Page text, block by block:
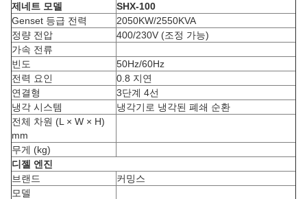
제네트 모델
SHX-100
Genset 등급 전력
2050KW/2550KVA
정량 전압
400/230V (조정 가능)
가속 전류
빈도
50Hz/60Hz
전력 요인
0.8 지연
연결형
3단계 4선
냉각 시스템
냉각기로 냉각된 폐쇄 순환
전체 차원 (L × W × H)
mm
무게 (kg)
디젤 엔진
브랜드
커밍스
모델